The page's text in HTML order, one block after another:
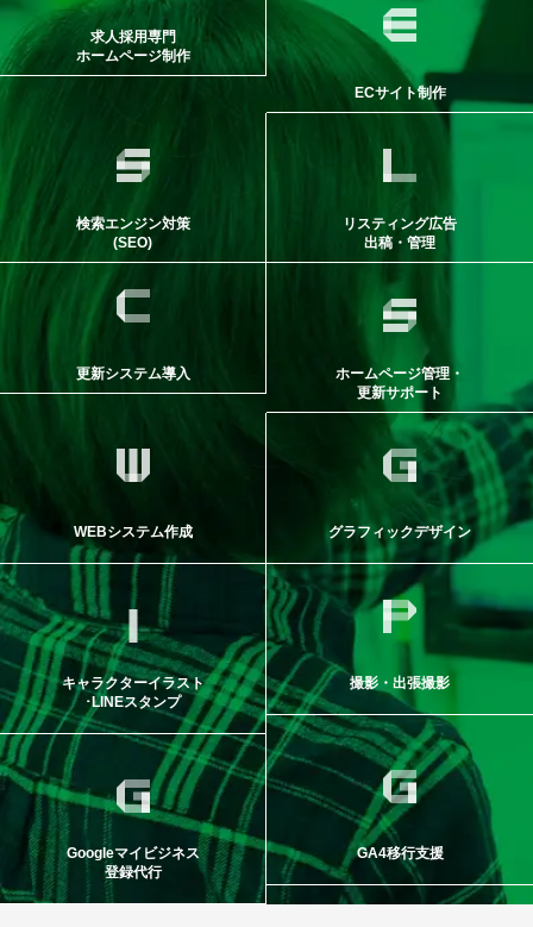
求人採用専門
ホームページ制作
ECサイト制作
検索エンジン対策
(SEO)
リスティング広告
出稿・管理
更新システム導入
ホームページ管理・
更新サポート
WEBシステム作成 グラフィックデザイン
キャラクターイラスト
･LINEスタンプ
撮影・出張撮影
Googleマイビジネス
登録代行
GA4移行支援